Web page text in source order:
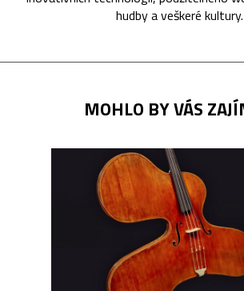
hudby a veškeré kultury.
MOHLO BY VÁS